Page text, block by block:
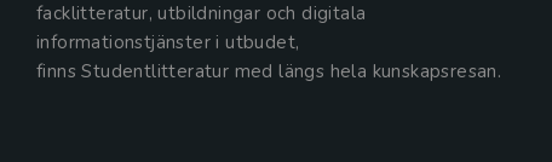
facklitteratur, utbildningar och digitala
informationstjänster i utbudet,
finns Studentlitteratur med längs hela kunskapsresan.